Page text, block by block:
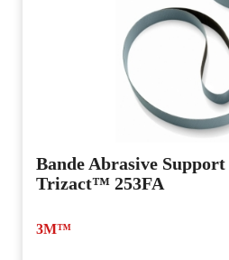
Bande Abrasive
Trizact™ 253FA
3M™